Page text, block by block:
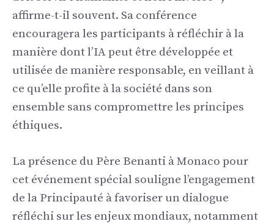
affirme-t-il souvent. Sa conférence
encouragera les participants à réfléchir à la
manière dont l’IA peut être développée et
utilisée de manière responsable, en veillant à
ce qu’elle profite à la société dans son
ensemble sans compromettre les principes
éthiques.
La présence du Père Benanti à Monaco pour
cet événement spécial souligne l’engagement
de la Principauté à favoriser un dialogue
réfléchi sur les enjeux mondiaux, notamment